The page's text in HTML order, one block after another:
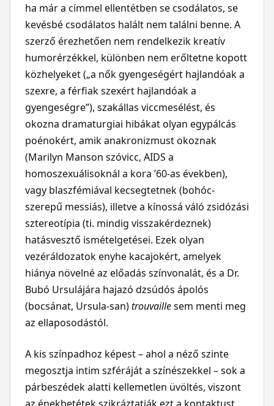
ha már a címmel ellentétben se csodálatos, se
kevésbé csodálatos halált nem találni benne. A
szerző érezhetően nem rendelkezik kreatív
humorérzékkel, különben nem erőltetne kopott
közhelyeket („a nők gyengeségért hajlandóak a
szexre, a férfiak szexért hajlandóak a
gyengeségre”), szakállas viccmesélést, és
okozna dramaturgiai hibákat olyan egypálcás
poénokért, amik anakronizmust okoznak
(Marilyn Manson szóvicc, AIDS a
homoszexuálisoknál a kora ’60-as években),
vagy blaszfémiával kecsegtetnek (bohóc-
szerepű messiás), illetve a kínossá váló zsidózási
sztereotípia (ti. mindig visszakérdeznek)
hatásvesztő ismételgetései. Ezek olyan
vezéráldozatok enyhe kacajokért, amelyek
hiánya növelné az előadás színvonalát, és a Dr.
Bubó Ursulájára hajazó dzsúdós ápolós
(bocsánat, Ursula-san)trouvaillesem menti meg
az ellaposodástól.
A kis színpadhoz képest – ahol a néző szinte
megosztja intim szféráját a színészekkel – sok a
párbeszédek alatti kellemetlen üvöltés, viszont